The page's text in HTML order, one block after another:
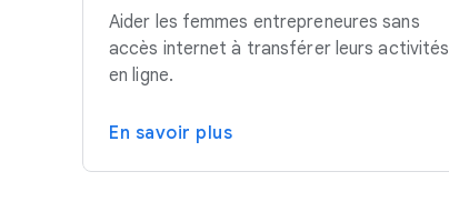
Aider les femmes entrepreneures sans
accès internet à transférer leurs activités
en ligne.
En savoir plus